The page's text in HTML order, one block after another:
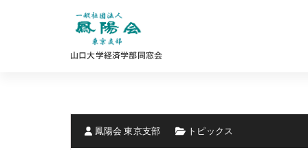
山口大学経済学部同窓会
鳳陽会 東京支部 トピックス